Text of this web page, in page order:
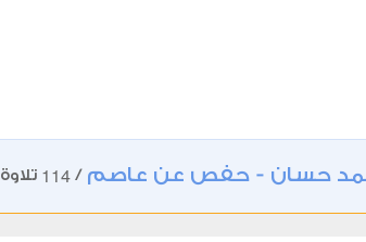
حسان - حفص عن عاصم /
114 تلاوة